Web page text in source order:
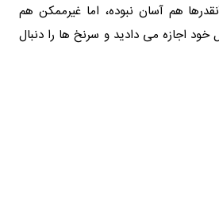
هم آسان نبوده، اما غیرممکن هم
اجازه می دادید و سرنخ ها را دنبال